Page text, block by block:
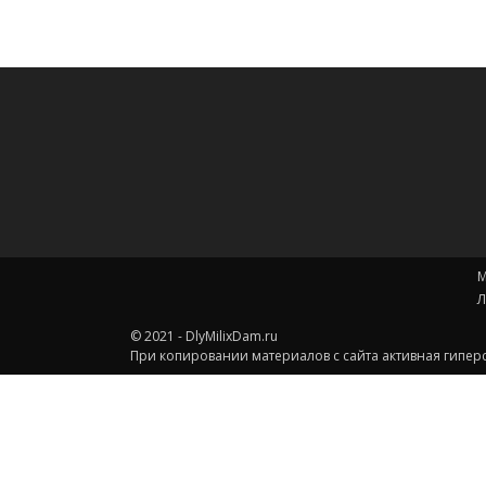
© 2021 - DlyMilixDam.ru
При копировании материалов с сайта активная